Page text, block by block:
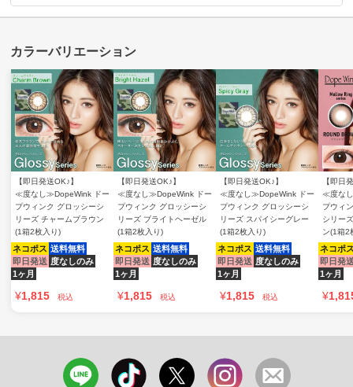
【即日発送OK♪】
≪度なし≫DopeWink ドー
プウィンク グロッシーシ
リーズ チャームブラウン
(1箱2枚入り)
ネコポス 送料無料
即日発送 度なしのみ
1ヶ月
¥1,815 税込
【即日発送OK♪】
≪度なし≫DopeWink ドー
プウィンク グロッシーシ
リーズ ブライトヘーゼル
(1箱2枚入り)
ネコポス 送料無料
即日発送 度なしのみ
1ヶ月
¥1,815 税込
【即日発送OK♪】
≪度なし≫DopeWink ドー
プウィンク グロッシーシ
リーズ スパイシーグレー
(1箱2枚入り)
ネコポス 送料無料
即日発送 度なしのみ
1ヶ月
¥1,815 税込
【即日
≪度な
プウィ
シリー
ン(1箱2
ネコポ
即日発
1ヶ月
¥